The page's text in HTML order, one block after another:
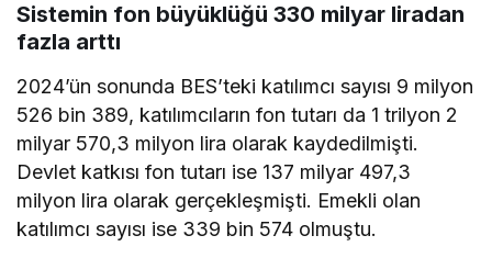
Sistemin fon büyüklüğü 330 milyar liradan
fazla arttı
2024’ün sonunda BES’teki katılımcı sayısı 9 milyon
526 bin 389, katılımcıların fon tutarı da 1 trilyon 2
milyar 570,3 milyon lira olarak kaydedilmişti.
Devlet katkısı fon tutarı ise 137 milyar 497,3
milyon lira olarak gerçekleşmişti. Emekli olan
katılımcı sayısı ise 339 bin 574 olmuştu.